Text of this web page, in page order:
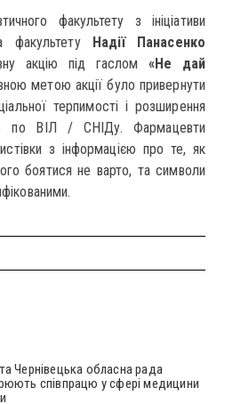
факультету з ініціативи
факультету Надії Панасенко
акцію під гаслом «Не дай
метою акції було привернути
терпимості і розширення
по ВІЛ / СНІДу. Фармацевти
з інформацією про те, як
боятися не варто, та символи
Чернівецька обласна рада
співпрацю у сфері медицини